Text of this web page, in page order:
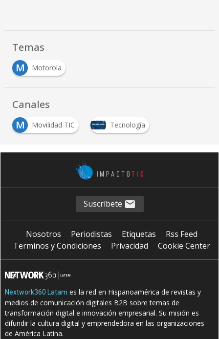
Temas
M
Motorola
Canales
M
Movilidad TIC Tecnología
Suscríbete
Nosotros Periodistas Etiquetas
Rss Feed
Terminos y Condiciones
Privacidad Cookie Center
Nextwork360 Latam es la red en Hispanoamérica de revistas y
medios de comunicación digitales B2B sobre temas de
transformación digital e innovación empresarial. Su misión es
difundir la cultura digital y emprendedora en las organizaciones
de América Latina.